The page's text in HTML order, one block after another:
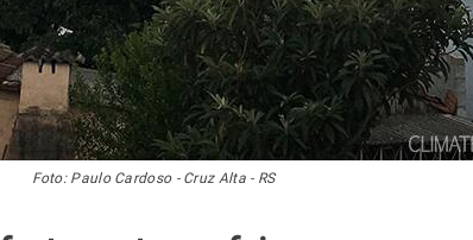
Foto: Paulo Cardoso - Cruz Alta - RS